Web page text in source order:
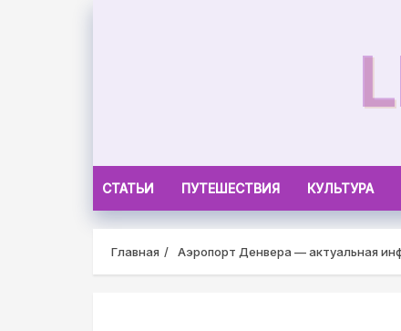
СТАТЬИ ПУТЕШЕСТВИЯ КУЛЬТУРА
Главная Аэропорт Денвера — актуальная